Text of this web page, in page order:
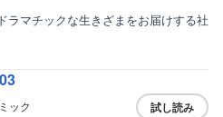
ラマチックな生きざまをお届けする社
ック
試し読み